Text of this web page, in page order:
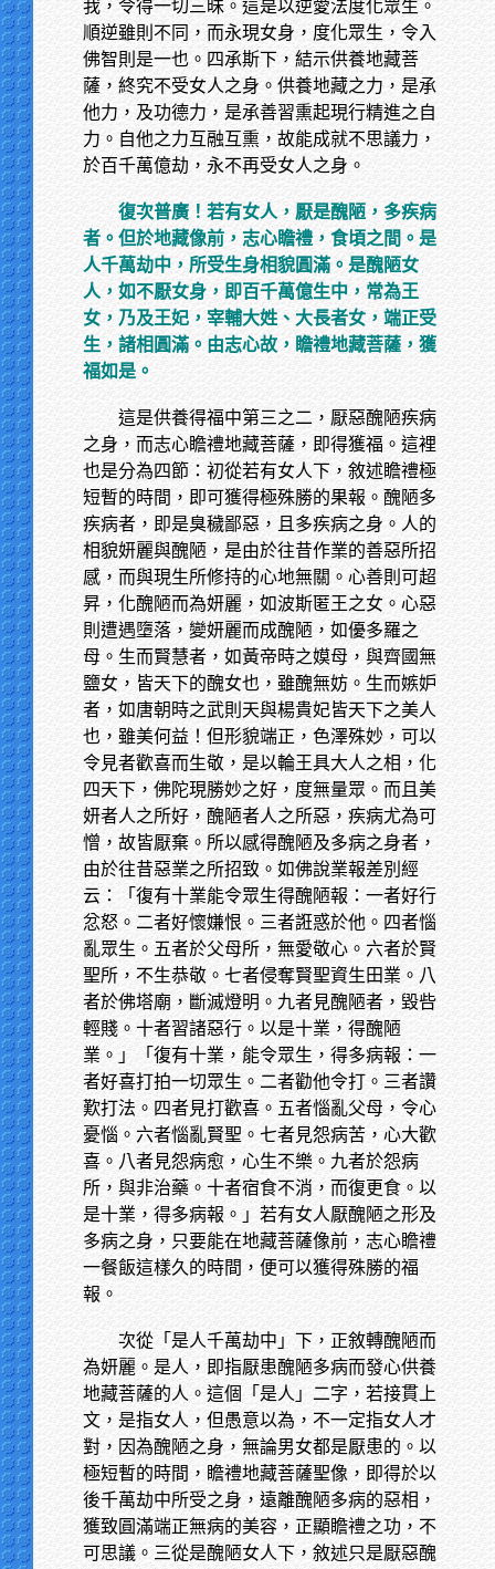
我，令得一切三昧。這是以逆愛法度化眾生。
順逆雖則不同，而永現女身，度化眾生，令入
佛智則是一也。四承斯下，結示供養地藏菩
薩，終究不受女人之身。供養地藏之力，是承
他力，及功德力，是承善習熏起現行精進之自
力。自他之力互融互熏，故能成就不思議力，
於百千萬億劫，永不再受女人之身。
復次普廣！若有女人，厭是醜陋，多疾病
者。但於地藏像前，志心瞻禮，食頃之間。是
人千萬劫中，所受生身相貌圓滿。是醜陋女
人，如不厭女身，即百千萬億生中，常為王
女，乃及王妃，宰輔大姓、大長者女，端正受
生，諸相圓滿。由志心故，瞻禮地藏菩薩，獲
福如是。
這是供養得福中第三之二，厭惡醜陋疾病
之身，而志心瞻禮地藏菩薩，即得獲福。這裡
也是分為四節：初從若有女人下，敘述瞻禮極
短暫的時間，即可獲得極殊勝的果報。醜陋多
疾病者，即是臭穢鄙惡，且多疾病之身。人的
相貌妍麗與醜陋，是由於往昔作業的善惡所招
感，而與現生所修持的心地無關。心善則可超
昇，化醜陋而為妍麗，如波斯匿王之女。心惡
則遭遇墮落，變妍麗而成醜陋，如優多羅之
母。生而賢慧者，如黃帝時之嫫母，與齊國無
鹽女，皆天下的醜女也，雖醜無妨。生而嫉妒
者，如唐朝時之武則天與楊貴妃皆天下之美人
也，雖美何益！但形貌端正，色澤殊妙，可以
令見者歡喜而生敬，是以輪王具大人之相，化
四天下，佛陀現勝妙之好，度無量眾。而且美
妍者人之所好，醜陋者人之所惡，疾病尤為可
憎，故皆厭棄。所以感得醜陋及多病之身者，
由於往昔惡業之所招致。如佛說業報差別經
云：「復有十業能令眾生得醜陋報：一者好行
忿怒。二者好懷嫌恨。三者誑惑於他。四者惱
亂眾生。五者於父母所，無愛敬心。六者於賢
聖所，不生恭敬。七者侵奪賢聖資生田業。八
者於佛塔廟，斷滅燈明。九者見醜陋者，毀呰
輕賤。十者習諸惡行。以是十業，得醜陋
業。」「復有十業，能令眾生，得多病報：一
者好喜打拍一切眾生。二者勸他令打。三者讚
歎打法。四者見打歡喜。五者惱亂父母，令心
憂惱。六者惱亂賢聖。七者見怨病苦，心大歡
喜。八者見怨病愈，心生不樂。九者於怨病
所，與非治藥。十者宿食不消，而復更食。以
是十業，得多病報。」若有女人厭醜陋之形及
多病之身，只要能在地藏菩薩像前，志心瞻禮
一餐飯這樣久的時間，便可以獲得殊勝的福
報。
次從「是人千萬劫中」下，正敘轉醜陋而
為妍麗。是人，即指厭患醜陋多病而發心供養
地藏菩薩的人。這個「是人」二字，若接貫上
文，是指女人，但愚意以為，不一定指女人才
對，因為醜陋之身，無論男女都是厭患的。以
極短暫的時間，瞻禮地藏菩薩聖像，即得於以
後千萬劫中所受之身，遠離醜陋多病的惡相，
獲致圓滿端正無病的美容，正顯瞻禮之功，不
可思議。三從是醜陋女人下，敘述只是厭惡醜